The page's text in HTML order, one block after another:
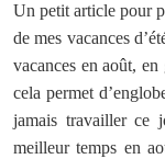
Un petit article pour
de mes vacances
vacances en août,
cela permet
jamais travailler
meilleur temps en